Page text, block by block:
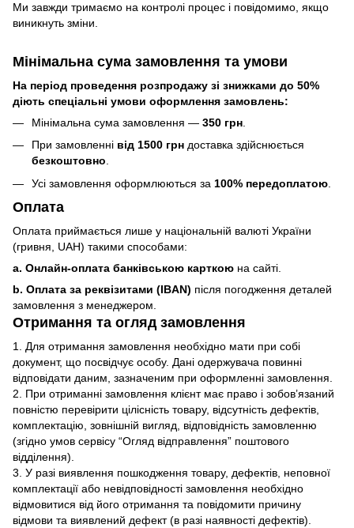
Ми завжди тримаємо на контролі процес і повідомимо, якщо
виникнуть зміни.
Мінімальна сума замовлення та умови
На період проведення розпродажу зі знижками до 50%
діють спеціальні умови оформлення замовлень:
Мінімальна сума замовлення — 350 грн
При замовленні від 1500 грн доставка здійснюється
безкоштовно.
Усі замовлення оформлюються за 100% передоплатою
Оплата
Оплата приймається лише у національній валюті України
(гривня, UAH) такими способами:
a. Онлайн-оплата банківською карткою на сайті.
b. Оплата за реквізитами (IBAN) після погодження деталей
замовлення з менеджером.
Отримання та огляд замовлення
1. Для отримання замовлення необхідно мати при собі
документ, що посвідчує особу. Дані одержувача повинні
відповідати даним, зазначеним при оформленні замовлення.
2. При отриманні замовлення клієнт має право і зобов’язаний
повністю перевірити цілісність товару, відсутність дефектів,
комплектацію, зовнішній вигляд, відповідність замовленню
(згідно умов сервісу “Огляд відправлення” поштового
відділення).
3. У разі виявлення пошкодження товару, дефектів, неповної
комплектації або невідповідності замовлення необхідно
відмовитися від його отримання та повідомити причину
відмови та виявлений дефект (в разі наявності дефектів).